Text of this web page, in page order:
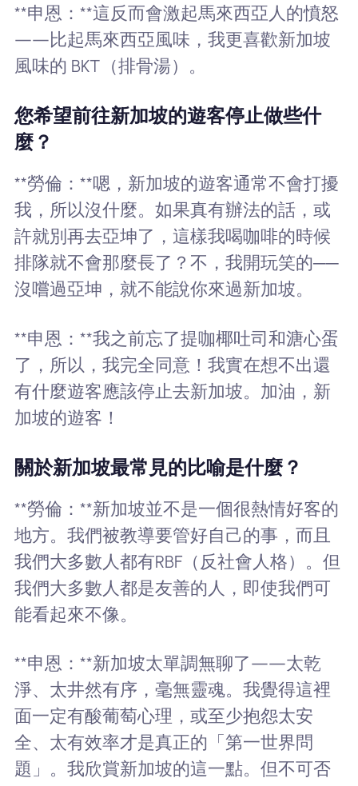
**申恩：**這反而會激起馬來西亞人的憤怒
——比起馬來西亞風味，我更喜歡新加坡
風味的 BKT（排骨湯）。
您希望前往新加坡的遊客停止做些什
麼？
**勞倫：**嗯，新加坡的遊客通常不會打擾
我，所以沒什麼。如果真有辦法的話，或
許就別再去亞坤了，這樣我喝咖啡的時候
排隊就不會那麼長了？不，我開玩笑的──
沒嚐過亞坤，就不能說你來過新加坡。
**申恩：**我之前忘了提咖椰吐司和溏心蛋
了，所以，我完全同意！我實在想不出還
有什麼遊客應該停止去新加坡。加油，新
加坡的遊客！
關於新加坡最常見的比喻是什麼？
**勞倫：**新加坡並不是一個很熱情好客的
地方。我們被教導要管好自己的事，而且
我們大多數人都有RBF（反社會人格）。但
我們大多數人都是友善的人，即使我們可
能看起來不像。
**申恩：**新加坡太單調無聊了——太乾
淨、太井然有序，毫無靈魂。我覺得這裡
面一定有酸葡萄心理，或至少抱怨太安
全、太有效率才是真正的「第一世界問
題」。我欣賞新加坡的這一點。但不可否